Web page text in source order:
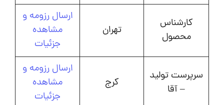
کارشناس
محصول
تهران
ارسال رزومه و
مشاهده
جزئیات
سرپرست تولید
– آقا
کرج
ارسال رزومه و
مشاهده
جزئیات